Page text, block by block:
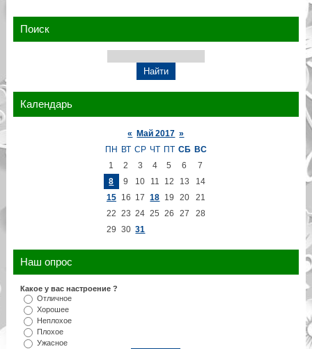
Поиск
Календарь
« Май 2017 »
ПН ВТ СР ЧТ ПТ СБ ВС
1
2 3 4 5 6
7
8
9 10 11 12 13
14
15 16 17 18 19 20
21
22 23 24 25 26 27
28
29 30 31
Наш опрос
Какое у вас настроение ?
Отличное
Хорошее
Неплохое
Плохое
Ужасное